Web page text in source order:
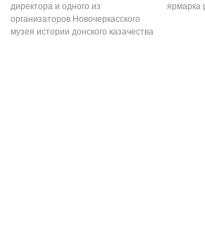
директора и одного из
организаторов Новочеркасского
музея истории донского казачества
ярмарка